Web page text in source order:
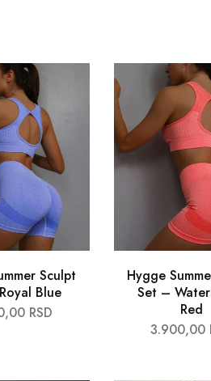
Sculpt
Blue
RSD
Hygge
Set –
Red
3.900,00